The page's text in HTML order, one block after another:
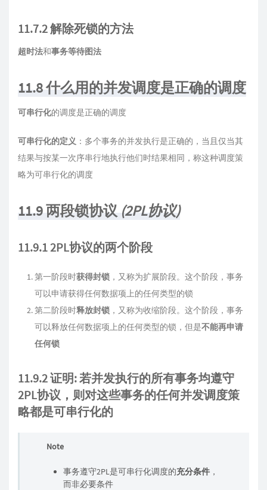
11.7.2 解除死锁的方法
超时法和事务等待图法
11.8 什么用的并发调度是正确的调度
可串行化的调度是正确的调度
可串行化的定义 ：多个事务的并发执行是正确的，当且仅当其
结果与按某一次序串行地执行他们时结果相同，称这种调度策
略为可串行化的调度
11.9 两段锁协议 (2PL协议)
11.9.1 2PL协议的两个阶段
第一阶段时获得封锁 ，又称为扩展阶段。这个阶段，事务
可以申请获得任何数据项上的任何类型的锁
第二阶段时释放封锁 ，又称为收缩阶段。这个阶段，事务
可以释放任何数据项上的任何类型的锁，但是不能再申请
任何锁
11.9.2 证明: 若并发执行的所有事务均遵守
2PL协议，则对这些事务的任何并发调度策
略都是可串行化的
Note
事务遵守2PL是可串行化调度的充分条件 ，
而非必要条件